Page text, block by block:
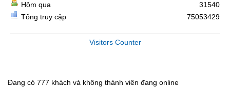
Hôm qua
Tổng truy cập
31540
75053429
Visitors Counter
Đang có 777 khách và không thành viên đang online